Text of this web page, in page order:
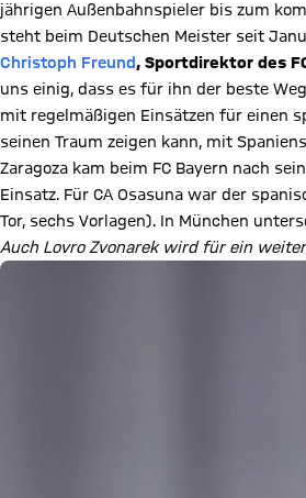
jährigen Außenbahnspieler bis zum
steht beim Deutschen Meister seit
Christoph Freund , Sportdirektor des
uns einig, dass es für ihn der beste
mit regelmäßigen Einsätzen für einen
seinen Traum zeigen kann, mit
Zaragoza kam beim FC Bayern nach
Einsatz. Für CA Osasuna war der
Tor, sechs Vorlagen). In München
Auch Lovro Zvonarek wird für ein